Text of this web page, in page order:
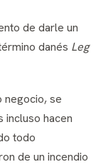
de darle un
danés Leg
negocio, se
incluso hacen
todo
de un incendio